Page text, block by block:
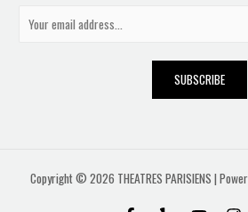
SUBSCRIBE
Copyright © 2026 THEATRES PARISIENS |